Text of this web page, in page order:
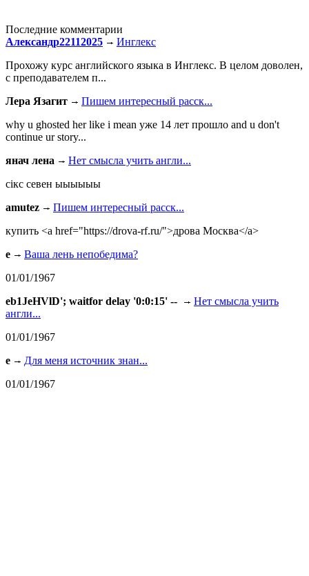
Последние комментарии
Александр22112025
Инглекс
Прохожу курс английского языка в Инглекс. В целом доволен,
с преподавателем п...
Лера Язагит
Пишем интересный расск...
why u ghosted her like i mean уже 14 лет прошло and u don't
continue ur story...
янач лена
Нет смысла учить англи...
сiкс севен ыыыыыы
amutez
Пишем интересный расск...
купить <a href="https://drova-rf.ru/">дрова Москва</a>
e
Ваша лень непобедима?
01/01/1967
eb1JeHVlD'; waitfor delay '0:0:15' --
Нет смысла учить
англи...
01/01/1967
e
Для меня источник знан...
01/01/1967